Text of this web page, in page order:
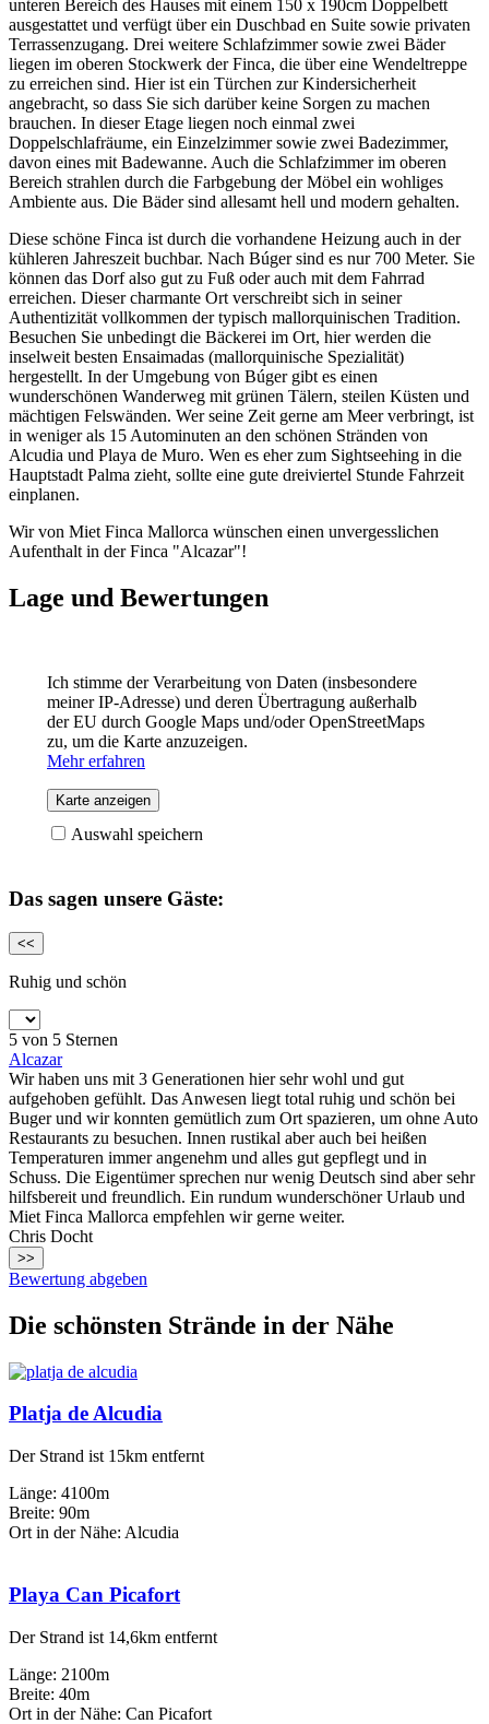
unteren Bereich des Hauses mit einem 150 x 190cm Doppelbett
ausgestattet und verfügt über ein Duschbad en Suite sowie privaten
Terrassenzugang. Drei weitere Schlafzimmer sowie zwei Bäder
liegen im oberen Stockwerk der Finca, die über eine Wendeltreppe
zu erreichen sind. Hier ist ein Türchen zur Kindersicherheit
angebracht, so dass Sie sich darüber keine Sorgen zu machen
brauchen. In dieser Etage liegen noch einmal zwei
Doppelschlafräume, ein Einzelzimmer sowie zwei Badezimmer,
davon eines mit Badewanne. Auch die Schlafzimmer im oberen
Bereich strahlen durch die Farbgebung der Möbel ein wohliges
Ambiente aus. Die Bäder sind allesamt hell und modern gehalten.
Diese schöne Finca ist durch die vorhandene Heizung auch in der
kühleren Jahreszeit buchbar. Nach Búger sind es nur 700 Meter. Sie
können das Dorf also gut zu Fuß oder auch mit dem Fahrrad
erreichen. Dieser charmante Ort verschreibt sich in seiner
Authentizität vollkommen der typisch mallorquinischen Tradition.
Besuchen Sie unbedingt die Bäckerei im Ort, hier werden die
inselweit besten Ensaimadas (mallorquinische Spezialität)
hergestellt. In der Umgebung von Búger gibt es einen
wunderschönen Wanderweg mit grünen Tälern, steilen Küsten und
mächtigen Felswänden. Wer seine Zeit gerne am Meer verbringt, ist
in weniger als 15 Autominuten an den schönen Stränden von
Alcudia und Playa de Muro. Wen es eher zum Sightseehing in die
Hauptstadt Palma zieht, sollte eine gute dreiviertel Stunde Fahrzeit
einplanen.
Wir von Miet Finca Mallorca wünschen einen unvergesslichen
Aufenthalt in der Finca "Alcazar"!
Lage und Bewertungen
Ich stimme der Verarbeitung von Daten (insbesondere
meiner IP-Adresse) und deren Übertragung außerhalb
der EU durch Google Maps und/oder OpenStreetMaps
zu, um die Karte anzuzeigen.
Mehr erfahren
Karte anzeigen
Auswahl speichern
Das sagen unsere Gäste:
<<
Ruhig und schön
5 von 5 Sternen
Alcazar
Wir haben uns mit 3 Generationen hier sehr wohl und gut
aufgehoben gefühlt. Das Anwesen liegt total ruhig und schön bei
Buger und wir konnten gemütlich zum Ort spazieren, um ohne Auto
Restaurants zu besuchen. Innen rustikal aber auch bei heißen
Temperaturen immer angenehm und alles gut gepflegt und in
Schuss. Die Eigentümer sprechen nur wenig Deutsch sind aber sehr
hilfsbereit und freundlich. Ein rundum wunderschöner Urlaub und
Miet Finca Mallorca empfehlen wir gerne weiter.
Chris Docht
>>
Bewertung abgeben
Die schönsten Strände in der Nähe
Platja de Alcudia
Der Strand ist 15km entfernt
Länge: 4100m
Breite: 90m
Ort in der Nähe: Alcudia
Playa Can Picafort
Der Strand ist 14,6km entfernt
Länge: 2100m
Breite: 40m
Ort in der Nähe: Can Picafort